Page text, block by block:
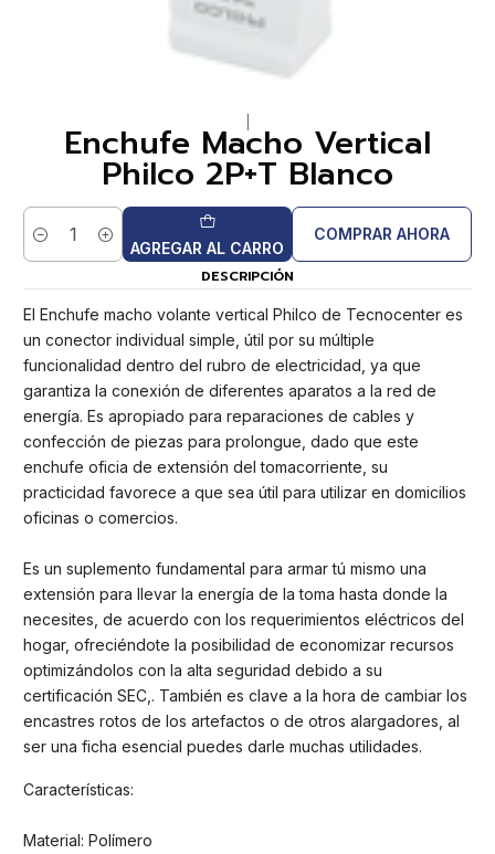
Enchufe Macho Vertical
Philco 2P+T Blanco
Cantidad AGREGAR AL CARRO
COMPRAR AHORA
DESCRIPCIÓN
El Enchufe macho volante vertical Philco de Tecnocenter es
un conector individual simple, útil por su múltiple
funcionalidad dentro del rubro de electricidad, ya que
garantiza la conexión de diferentes aparatos a la red de
energía. Es apropiado para reparaciones de cables y
confección de piezas para prolongue, dado que este
enchufe oficia de extensión del tomacorriente, su
practicidad favorece a que sea útil para utilizar en domicilios
oficinas o comercios.
Es un suplemento fundamental para armar tú mismo una
extensión para llevar la energía de la toma hasta donde la
necesites, de acuerdo con los requerimientos eléctricos del
hogar, ofreciéndote la posibilidad de economizar recursos
optimizándolos con la alta seguridad debido a su
certificación SEC,. También es clave a la hora de cambiar los
encastres rotos de los artefactos o de otros alargadores, al
ser una ficha esencial puedes darle muchas utilidades.
Características:
Material: Polímero